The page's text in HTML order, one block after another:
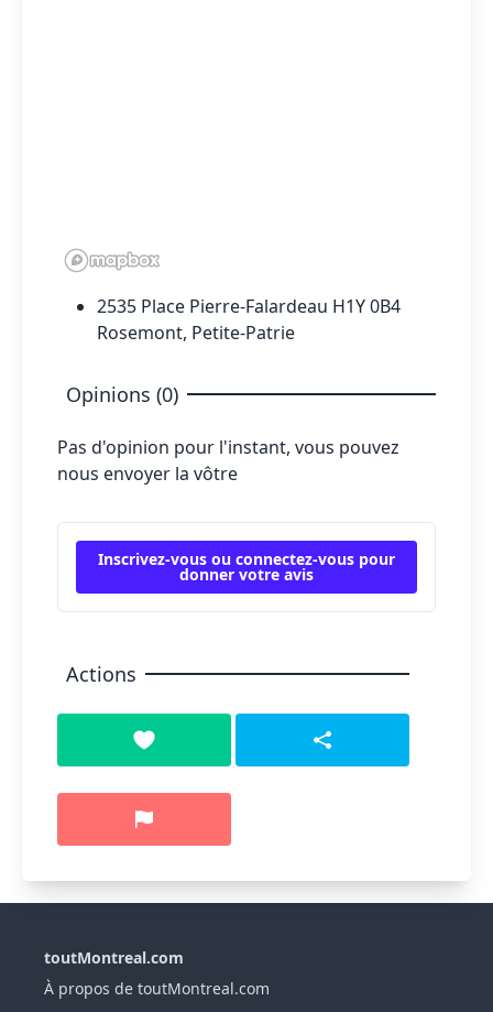
2535 Place Pierre-Falardeau H1Y 0B4
Rosemont, Petite-Patrie
Opinions (0)
Pas d'opinion pour l'instant, vous pouvez
nous envoyer la vôtre
Inscrivez-vous ou connectez-vous pour
donner votre avis
Actions
toutMontreal.com
À propos de toutMontreal.com